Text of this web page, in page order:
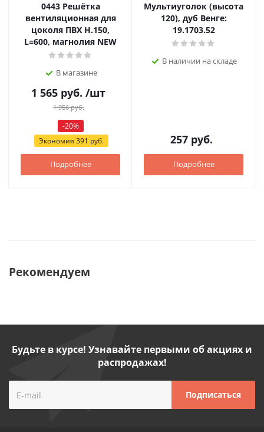
0443 Решётка
вентиляционная для
цоколя ПВХ H.150,
L=600, магнолия NEW
В магазине
1 565 руб. /шт
1 956руб.
-20%
Экономия 391 руб.
Подробнее
Мультиуголок (высота
120), дуб Венге:
19.1703.52
В наличии на складе
257 руб.
Подробнее
Рекомендуем
Будьте в курсе! Узнавайте первыми об акциях и
распродажах!